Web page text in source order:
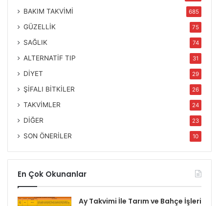
BAKIM TAKVİMİ 685
GÜZELLİK 75
SAĞLIK 74
ALTERNATİF TIP 31
DİYET 29
ŞİFALI BİTKİLER 26
TAKVİMLER 24
DİĞER 23
SON ÖNERİLER 10
En Çok Okunanlar
Ay Takvimi İle Tarım ve Bahçe İşleri